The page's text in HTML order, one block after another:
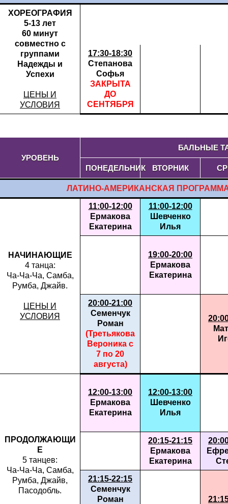
ХОРЕОГРАФИЯ
5-13 лет
60 минут
совместно с
группами
Надежды и
Успехи
ЦЕНЫ И
УСЛОВИЯ
17:30-18:30
Степанова
Софья
ЗАКРЫТА
ДО
СЕНТЯБРЯ
УРОВЕНЬ
БАЛЬНЫЕ
ПОНЕДЕЛЬНИК ВТОРНИК
ЛАТИНО-АМЕРИКАНСКАЯ
НАЧИНАЮЩИЕ
4 танца:
Ча-Ча-Ча, Самба,
Румба, Джайв.
ЦЕНЫ И
УСЛОВИЯ
11:00-12:00
Ермакова
Екатерина
11:00-12:00
Шевченко
Илья
19:00-20:00
Ермакова
Екатерина
20:00-21:00
Семенчук
Роман
(Третьякова
Вероника с
7 по 20
августа)
ПРОДОЛЖАЮЩИ
Е
5 танцев:
Ча-Ча-Ча, Самба,
Румба, Джайв,
Пасодобль.
12:00-13:00
Ермакова
Екатерина
12:00-13:00
Шевченко
Илья
20:15-21:15
Ермакова
Екатерина
21:15-22:15
Семенчук
Роман